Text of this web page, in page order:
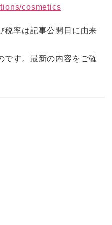
cosmetics
率は記事公開日に由来
す。最新の内容をご確